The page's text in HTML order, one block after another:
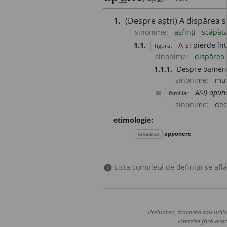
1. (Despre aștri) A dispărea
sinonime: asfinți scăpăta
1.1.
figurat
A-și pierde
sinonime:
dispărea
1.1.1. Despre
sinonime:
muri
familiar A(-i)
sinonime:
etimologie:
limba latină apponere
info Lista completă de definiții se
Preluarea, stocarea sau
interzise fără